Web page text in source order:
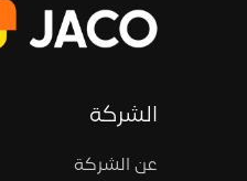
الشركة
عن الشركة